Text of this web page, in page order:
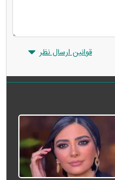
قوانین ارسال نظر